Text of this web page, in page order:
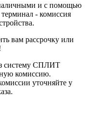
и с помощью
- комиссия
вам рассрочку или
систему СПЛИТ
комиссию.
уточняйте у